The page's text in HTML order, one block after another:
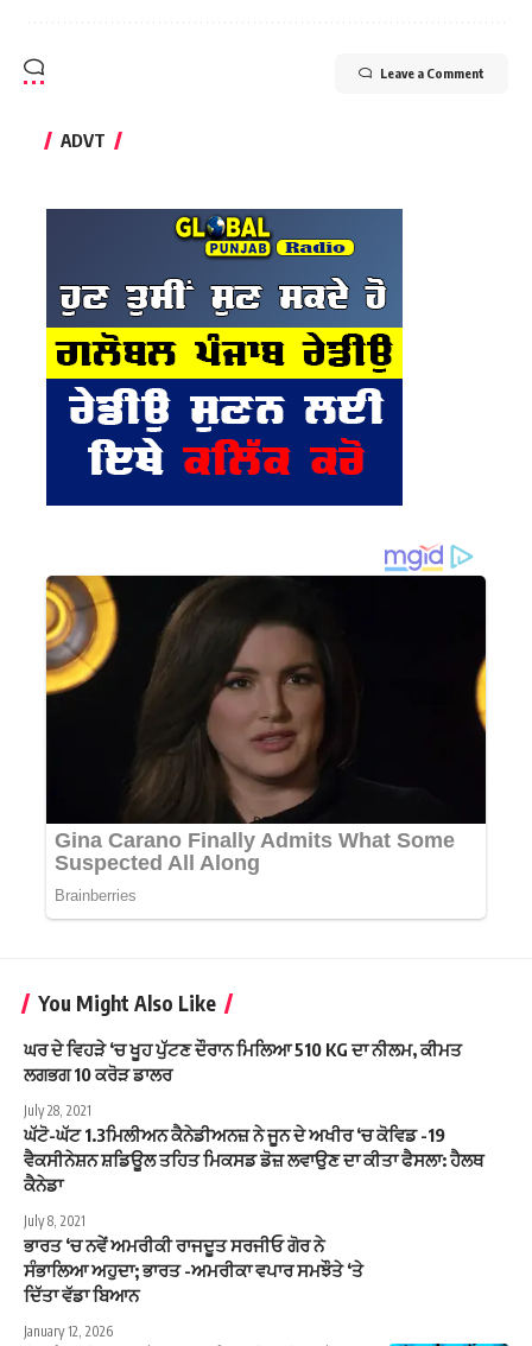
Leave a Comment
ADVT
You Might Also Like
ਘਰ ਦੇ ਵਿਹੜੇ ‘ਚ ਖੂਹ ਪੁੱਟਣ ਦੌਰਾਨ ਮਿਲਿਆ 510 KG ਦਾ ਨੀਲਮ, ਕੀਮਤ
ਲਗਭਗ 10 ਕਰੋੜ ਡਾਲਰ
July 28, 2021
ਘੱਟੋ-ਘੱਟ 1.3ਮਿਲੀਅਨ ਕੈਨੇਡੀਅਨਜ਼ ਨੇ ਜੂਨ ਦੇ ਅਖੀਰ ‘ਚ ਕੋਵਿਡ -19
ਵੈਕਸੀਨੇਸ਼ਨ ਸ਼ਡਿਊਲ ਤਹਿਤ ਮਿਕਸਡ ਡੋਜ਼ ਲਵਾਉਣ ਦਾ ਕੀਤਾ ਫੈਸਲਾ: ਹੈਲਥ
ਕੈਨੇਡਾ
July 8, 2021
ਭਾਰਤ ‘ਚ ਨਵੇਂ ਅਮਰੀਕੀ ਰਾਜਦੂਤ ਸਰਜੀਓ ਗੋਰ ਨੇ
ਸੰਭਾਲਿਆ ਅਹੁਦਾ; ਭਾਰਤ -ਅਮਰੀਕਾ ਵਪਾਰ ਸਮਝੌਤੇ ‘ਤੇ
ਦਿੱਤਾ ਵੱਡਾ ਬਿਆਨ
January 12, 2026